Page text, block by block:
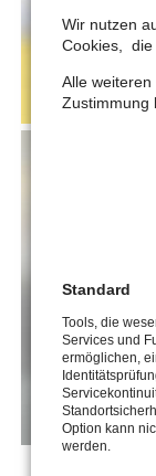
Wir nutzen
Cookies, die
Alle
Zustimmung
Standard
Tools, die
Services und
ermöglichen,
Option kann
werden.